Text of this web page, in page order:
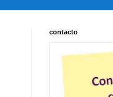
contacto